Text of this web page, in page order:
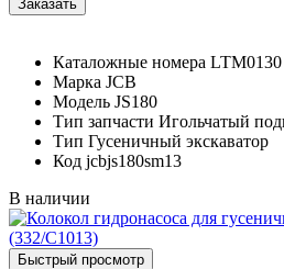
Каталожные номера LTM0130
Марка JCB
Модель JS180
Тип запчасти Игольчатый
Тип Гусеничный экскаватор
Код jcbjs180sm13
В наличии